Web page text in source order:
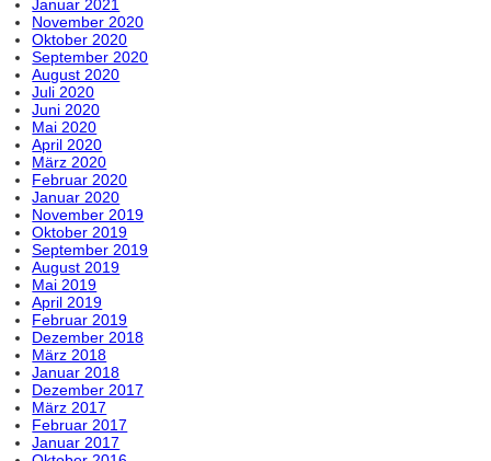
Januar 2021
November 2020
Oktober 2020
September 2020
August 2020
Juli 2020
Juni 2020
Mai 2020
April 2020
März 2020
Februar 2020
Januar 2020
November 2019
Oktober 2019
September 2019
August 2019
Mai 2019
April 2019
Februar 2019
Dezember 2018
März 2018
Januar 2018
Dezember 2017
März 2017
Februar 2017
Januar 2017